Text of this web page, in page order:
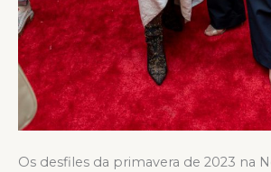
Os desfiles da primavera de 2023 na